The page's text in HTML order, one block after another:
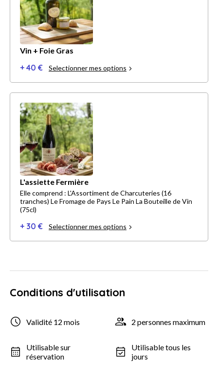
Vin + Foie Gras
+ 40 € Selectionner mes options
L'assiette Fermière
Elle comprend : L'Assortiment de Charcuteries (16
tranches) Le Fromage de Pays Le Pain La Bouteille de Vin
(75cl)
+ 30 € Selectionner mes options
Conditions d'utilisation
Validité 12 mois 2 personnes maximum
Utilisable sur
réservation
Utilisable tous les
jours